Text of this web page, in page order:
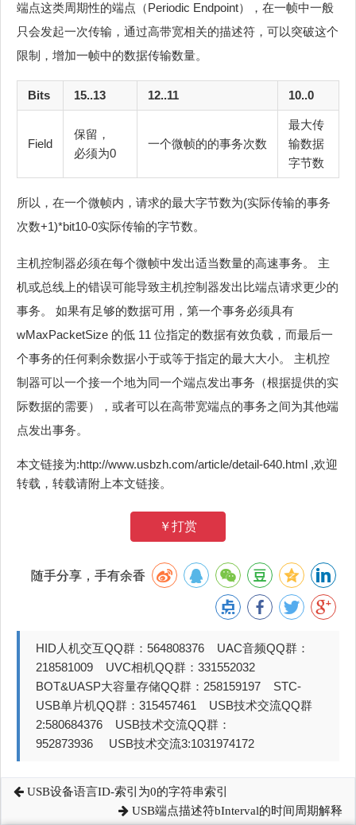
端点这类周期性的端点（Periodic Endpoint），在一帧中一般
只会发起一次传输，通过高带宽相关的描述符，可以突破这个
限制，增加一帧中的数据传输数量。
Bits 15..13 12..11 10..0
Field
保留，
必须为0
一个微帧的的事务次数
最大传
输数据
字节数
所以，在一个微帧内，请求的最大字节数为(实际传输的事务
次数+1)*bit10-0实际传输的字节数。
主机控制器必须在每个微帧中发出适当数量的高速事务。 主
机或总线上的错误可能导致主机控制器发出比端点请求更少的
事务。 如果有足够的数据可用，第一个事务必须具有
wMaxPacketSize 的低 11 位指定的数据有效负载，而最后一
个事务的任何剩余数据小于或等于指定的最大大小。 主机控
制器可以一个接一个地为同一个端点发出事务（根据提供的实
际数据的需要），或者可以在高带宽端点的事务之间为其他端
点发出事务。
本文链接为:http://www.usbzh.com/article/detail-640.html ,欢迎
转载，转载请附上本文链接。
￥打赏
随手分享，手有余香
HID人机交互QQ群：564808376 UAC音频QQ群：
218581009 UVC相机QQ群：331552032
BOT&UASP大容量存储QQ群：258159197 STC-
USB单片机QQ群：315457461 USB技术交流QQ群
2:580684376 USB技术交流QQ群：
952873936 USB技术交流3:1031974172
USB设备语言ID-索引为0的字符串索引
USB端点描述符bInterval的时间周期解释